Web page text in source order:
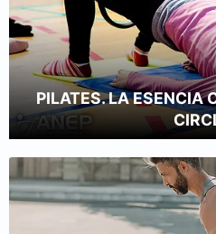
PILATES. LA ESENCIA